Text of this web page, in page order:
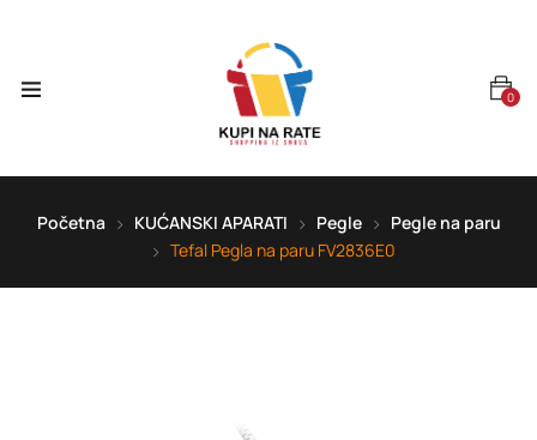
0
Početna KUĆANSKI APARATI Pegle
Pegle na paru
Tefal Pegla na paru FV2836E0